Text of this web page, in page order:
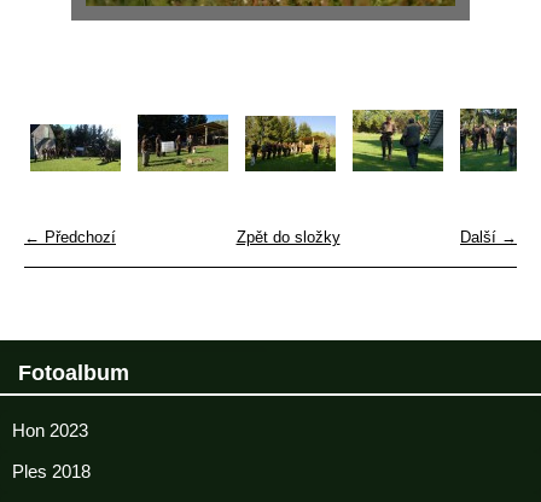
← Předchozí Další →
Zpět do složky
Fotoalbum
Hon 2023
Ples 2018